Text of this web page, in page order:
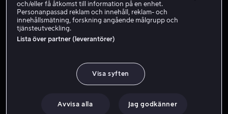
och/eller få åtkomst till information på en enhet.
Personanpassad reklam och innehåll, reklam- och
innehållsmätning, forskning angående målgrupp och
tjänsteutveckling.
Lista över partner (leverantörer)
Visa syften
Avvisa alla Jag godkänner